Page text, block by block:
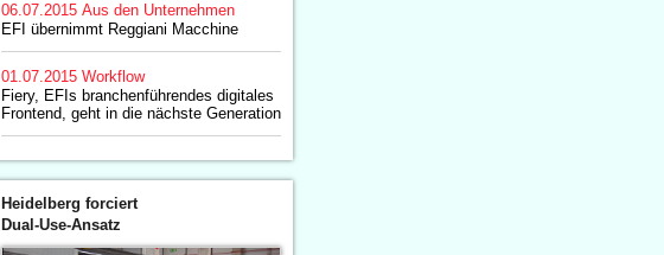
06.07.2015 Aus den Unternehmen
EFI übernimmt Reggiani Macchine
01.07.2015 Workflow
Fiery, EFIs branchenführendes digitales
Frontend, geht in die nächste Generation
Heidelberg forciert
Dual-Use-Ansatz